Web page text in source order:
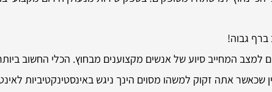
ברף גבוה!
למצב המחייב סיוע של אנשים מקצוענים מבחוץ. הכלי החשוב
שכאשר אתה זקוק למשהו מסוים הינך ניגש באינסטינקטיביות